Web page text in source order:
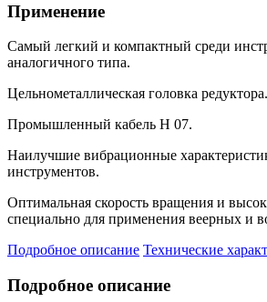
Применение
Самый легкий и компактный среди
аналогичного типа.
Цельнометаллическая головка редуктора.
Промышленный кабель H 07.
Наилучшие вибрационные
инструментов.
Оптимальная скорость вращения и
специально для применения веерных и
Подробное описание Технические
Подробное описание